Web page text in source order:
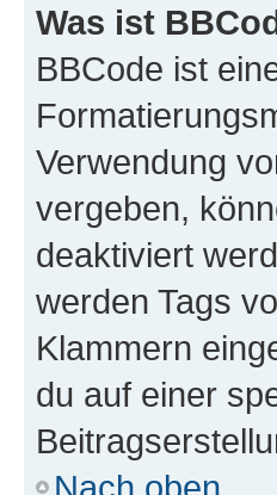
Was ist
BBCode ist
Verwendung
vergeben,
deaktiviert
werden Tags
Klammern
du auf einer
Nach oben